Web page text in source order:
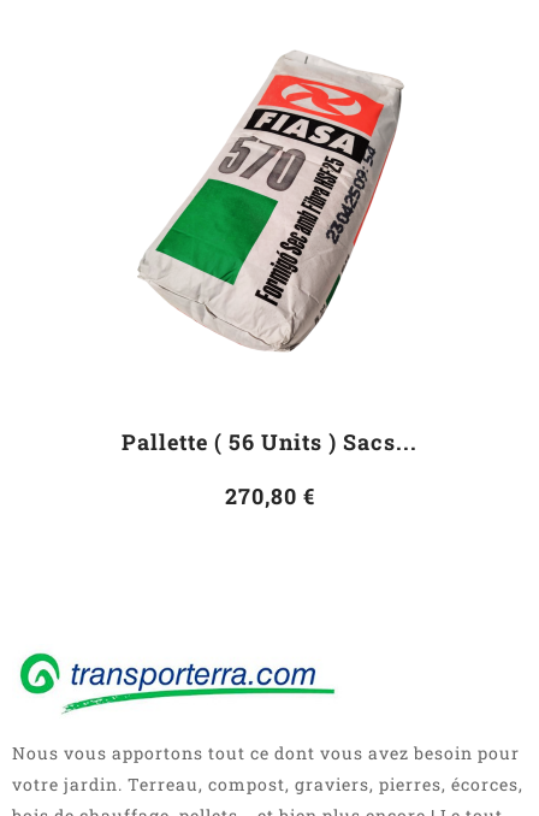
Pallette ( 56 Units ) Sacs...
270,80 €
Nous vous apportons tout ce dont vous avez besoin pour
votre jardin. Terreau, compost, graviers, pierres, écorces,